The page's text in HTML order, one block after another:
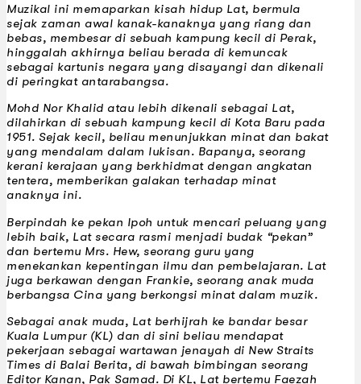
Muzikal ini memaparkan kisah hidup Lat, bermula
sejak zaman awal kanak-kanaknya yang riang dan
bebas, membesar di sebuah kampung kecil di Perak,
hinggalah akhirnya beliau berada di kemuncak
sebagai kartunis negara yang disayangi dan dikenali
di peringkat antarabangsa.
Mohd Nor Khalid atau lebih dikenali sebagai Lat,
dilahirkan di sebuah kampung kecil di Kota Baru pada
1951. Sejak kecil, beliau menunjukkan minat dan bakat
yang mendalam dalam lukisan. Bapanya, seorang
kerani kerajaan yang berkhidmat dengan angkatan
tentera, memberikan galakan terhadap minat
anaknya ini.
Berpindah ke pekan Ipoh untuk mencari peluang yang
lebih baik, Lat secara rasmi menjadi budak “pekan”
dan bertemu Mrs. Hew, seorang guru yang
menekankan kepentingan ilmu dan pembelajaran. Lat
juga berkawan dengan Frankie, seorang anak muda
berbangsa Cina yang berkongsi minat dalam muzik.
Sebagai anak muda, Lat berhijrah ke bandar besar
Kuala Lumpur (KL) dan di sini beliau mendapat
pekerjaan sebagai wartawan jenayah di New Straits
Times di Balai Berita, di bawah bimbingan seorang
Editor Kanan, Pak Samad. Di KL, Lat bertemu Faezah